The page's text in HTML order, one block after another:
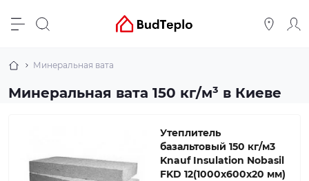
Минеральная вата
Минеральная вата 150 кг/м³ в Киеве
Утеплитель
базальтовый 150 кг/м3
Knauf Insulation Nobasil
FKD 12(1000x600x20 мм)